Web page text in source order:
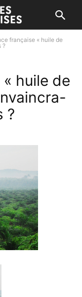
française « huile de
?
« huile de
?